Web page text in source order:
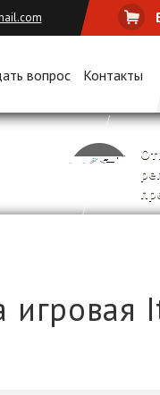
вопрос Контакты